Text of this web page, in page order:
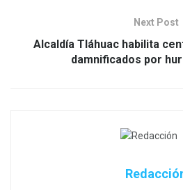
Next Post
Alcaldía Tláhuac habilita
damnificados por